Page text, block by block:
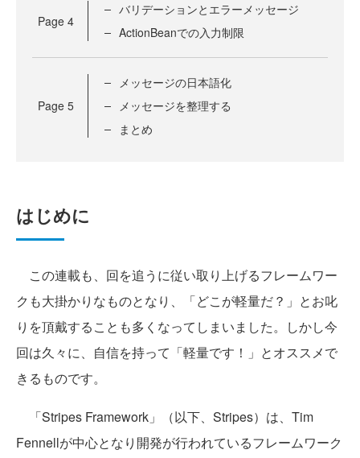
Page 4
バリデーションとエラーメッセージ
ActionBeanでの入力制限
Page 5
メッセージの日本語化
メッセージを整理する
まとめ
はじめに
この連載も、回を追うに従い取り上げるフレームワー
クも大掛かりなものとなり、「どこが軽量だ？」とお叱
りを頂戴することも多くなってしまいました。しかし今
回は久々に、自信を持って「軽量です！」とオススメで
きるものです。
「Stripes Framework」（以下、Stripes）は、Tim
Fennellが中心となり開発が行われているフレームワーク